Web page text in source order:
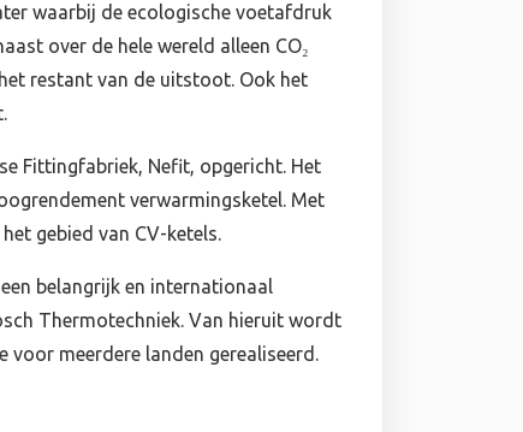
waarbij de ecologische voetafdruk
over de hele wereld alleen CO₂
restant van de uitstoot. Ook het
Fittingfabriek, Nefit, opgericht. Het
verwarmingsketel. Met
gebied van CV-ketels.
belangrijk en internationaal
Thermotechniek. Van hieruit wordt
meerdere landen gerealiseerd.